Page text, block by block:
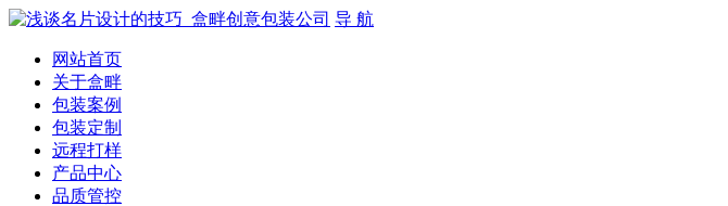
导 航
网站首页
关于盒畔
包装案例
包装定制
远程打样
产品中心
品质管控